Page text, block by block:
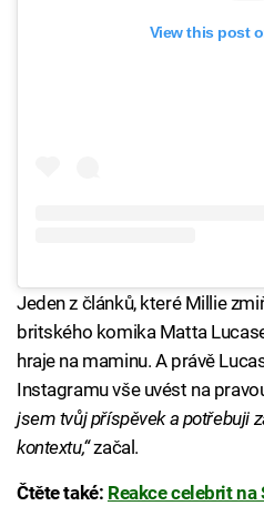
View this post
Jeden z článků, které Millie
britského komika Matta
hraje na maminu. A právě
Instagramu vše uvést na
jsem tvůj příspěvek a potřebuji
kontextu,“začal.
Čtěte také: Reakce celebrit